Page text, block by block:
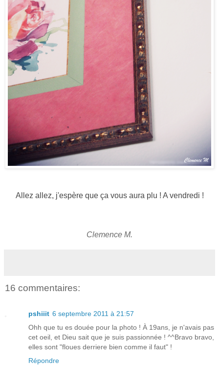
Allez allez, j'espère que ça vous aura plu ! A vendredi !
Clemence M.
16 commentaires:
pshiiit 6 septembre 2011 à 21:57
Ohh que tu es douée pour la photo ! À 19ans, je n'avais pas
cet oeil, et Dieu sait que je suis passionnée ! ^^Bravo bravo,
elles sont "floues derriere bien comme il faut" !
Répondre